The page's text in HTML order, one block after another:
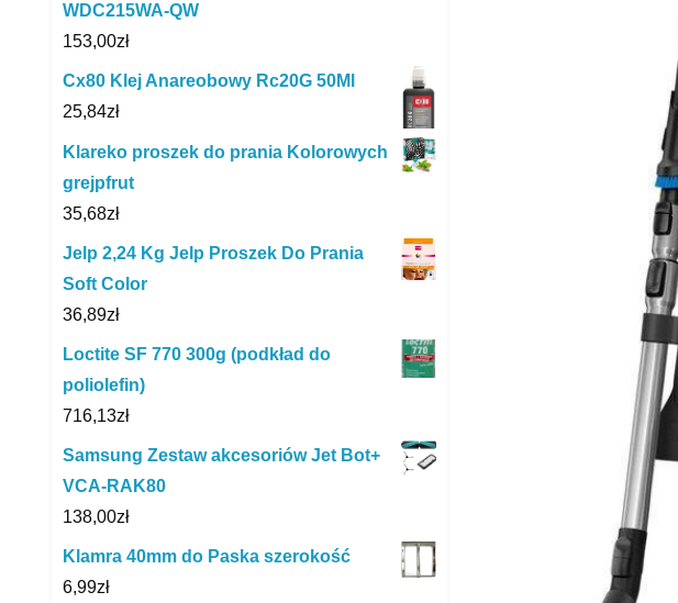
WDC215WA-QW
153,00zł
Cx80 Klej Anareobowy Rc20G 50Ml
25,84zł
Klareko proszek do prania Kolorowych
grejpfrut
35,68zł
Jelp 2,24 Kg Jelp Proszek Do Prania
Soft Color
36,89zł
Loctite SF 770 300g (podkład do
poliolefin)
716,13zł
Samsung Zestaw akcesoriów Jet Bot+
VCA-RAK80
138,00zł
Klamra 40mm do Paska szerokość
6,99zł